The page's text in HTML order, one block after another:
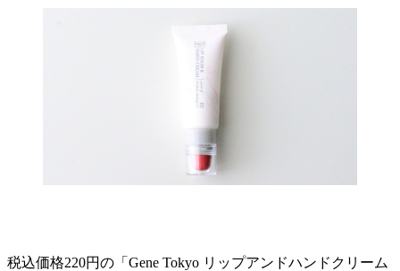
税込価格220円の「Gene Tokyo リップアンドハンドクリーム